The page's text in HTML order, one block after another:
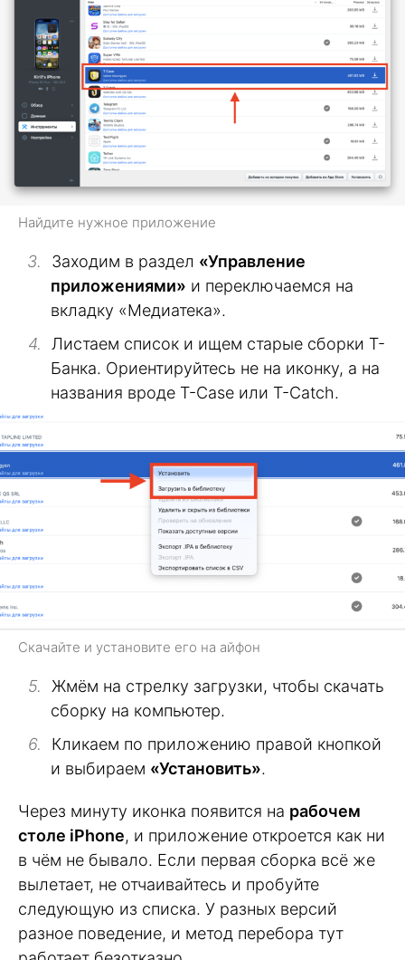
Найдите нужное приложение
Заходим в раздел «Управление
приложениями» и переключаемся на
вкладку «Медиатека».
Листаем список и ищем старые сборки Т-
Банка. Ориентируйтесь не на иконку, а на
названия вроде T-Case или T-Catch.
Скачайте и установите его на айфон
Жмём на стрелку загрузки, чтобы скачать
сборку на компьютер.
Кликаем по приложению правой кнопкой
и выбираем «Установить».
Через минуту иконка появится на рабочем
столе iPhone, и приложение откроется как ни
в чём не бывало. Если первая сборка всё же
вылетает, не отчаивайтесь и пробуйте
следующую из списка. У разных версий
разное поведение, и метод перебора тут